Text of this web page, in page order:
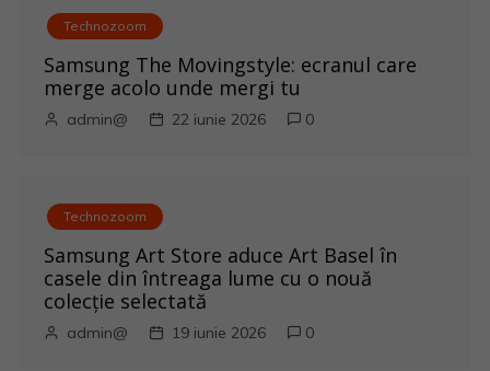
Technozoom
Samsung The Movingstyle: ecranul care
merge acolo unde mergi tu
admin@ 22 iunie 2026 0
Technozoom
Samsung Art Store aduce Art Basel în
casele din întreaga lume cu o nouă
colecție selectată
admin@ 19 iunie 2026 0